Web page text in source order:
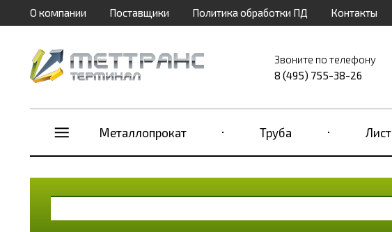
О компании Поставщики Политика обработки ПД Контакты
Звоните по телефону
8 (495) 755-38-26
Металлопрокат Труба Лист